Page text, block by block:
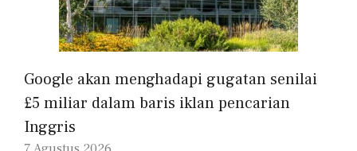
Google akan menghadapi gugatan senilai
£5 miliar dalam baris iklan pencarian
Inggris